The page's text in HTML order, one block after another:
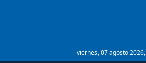
viernes, 07 agosto